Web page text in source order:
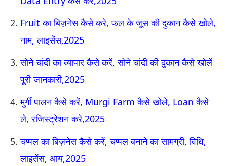
Fruit का बिज़नेस कैसे करे, फल के जूस की दुकान कैसे खोले,
नाम, लाइसेंस,2025
सोने चांदी का व्यापार कैसे करें, सोने चांदी की दुकान कैसे खोलें
पूरी जानकारी,2025
मुर्गी पालन कैसे करें, Murgi Farm कैसे खोले, Loan कैसे
ले, रजिस्ट्रेशन करे,2025
चप्पल का बिज़नेस कैसे करें, चप्पल बनाने का सामग्री, विधि,
लाइसेंस, आय,2025